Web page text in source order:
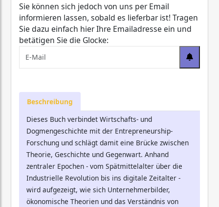
Sie können sich jedoch von uns per Email
informieren lassen, sobald es lieferbar ist! Tragen
Sie dazu einfach hier Ihre Emailadresse ein und
betätigen Sie die Glocke:
Beschreibung
Dieses Buch verbindet Wirtschafts- und
Dogmengeschichte mit der Entrepreneurship-
Forschung und schlägt damit eine Brücke zwischen
Theorie, Geschichte und Gegenwart. Anhand
zentraler Epochen - vom Spätmittelalter über die
Industrielle Revolution bis ins digitale Zeitalter -
wird aufgezeigt, wie sich Unternehmerbilder,
ökonomische Theorien und das Verständnis von